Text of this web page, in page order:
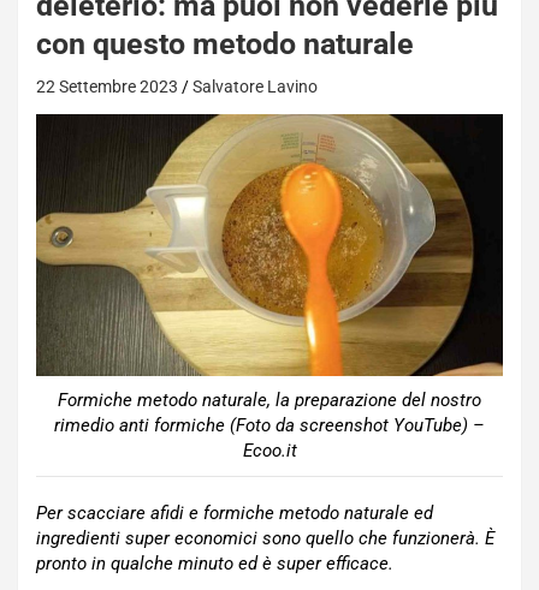
con questo metodo naturale
22 Settembre 2023 Salvatore Lavino
Formiche metodo naturale, la preparazione del nostro
rimedio anti formiche (Foto da screenshot YouTube) –
Ecoo.it
Per scacciare afidi e formiche metodo naturale ed
ingredienti super economici sono quello che funzionerà. È
pronto in qualche minuto ed è super efficace.